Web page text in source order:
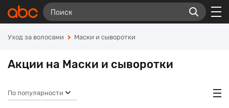
Уход за волосами Маски и сыворотки
Акции на Маски и сыворотки
По популярности